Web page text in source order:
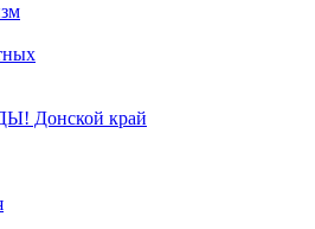
Донской край